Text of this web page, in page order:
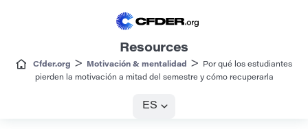
Resources
Cfder.org > Motivación & mentalidad >
Por qué los estudiantes
pierden la motivación a mitad del semestre y cómo recuperarla
ES